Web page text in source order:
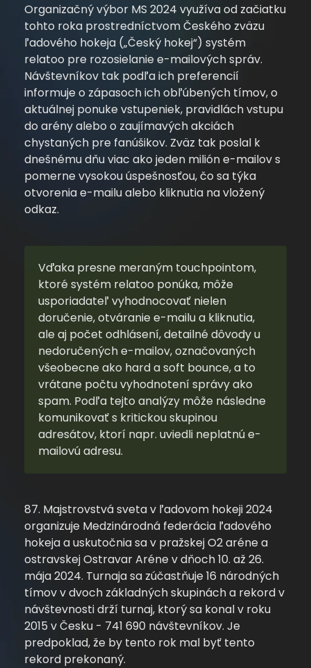
Organizačný výbor MS 2024 využíva od začiatku
tohto roka prostredníctvom Českého zväzu
ľadového hokeja („Český hokej“) systém
relatoo pre rozosielanie e-mailových správ.
Návštevníkov tak podľa ich preferencií
informuje o zápasoch ich obľúbených tímov, o
aktuálnej ponuke vstupeniek, pravidlách vstupu
do arény alebo o zaujímavých akciách
chystaných pre fanúšikov. Zväz tak poslal k
dnešnému dňu viac ako jeden milión e-mailov s
pomerne vysokou úspešnosťou, čo sa týka
otvorenia e-mailu alebo kliknutia na vložený
odkaz.
Vďaka presne meraným touchpointom,
ktoré systém relatoo ponúka, môže
usporiadateľ vyhodnocovať nielen
doručenie, otváranie e-mailu a kliknutia,
ale aj počet odhlásení, detailné dôvody u
nedoručených e-mailov, označovaných
všeobecne ako hard a soft bounce, a to
vrátane počtu vyhodnotení správy ako
spam. Podľa tejto analýzy môže následne
komunikovať s kritickou skupinou
adresátov, ktorí napr. uviedli neplatnú e-
mailovú adresu.
87. Majstrovstvá sveta v ľadovom hokeji 2024
organizuje Medzinárodná federácia ľadového
hokeja a uskutočnia sa v pražskej O2 aréne a
ostravskej Ostravar Aréne v dňoch 10. až 26.
mája 2024. Turnaja sa zúčastňuje 16 národných
tímov v dvoch základných skupinách a rekord v
návštevnosti drží turnaj, ktorý sa konal v roku
2015 v Česku - 741 690 návštevníkov. Je
predpoklad, že by tento rok mal byť tento
rekord prekonaný.